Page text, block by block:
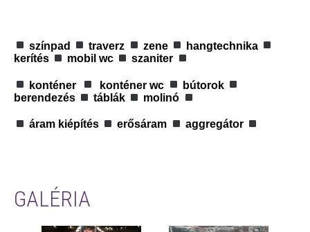
színpad traverz zene
hangtechnika
kerítés
mobil wc szaniter
konténer konténer wc
bútorok
berendezés
táblák molinó
áram kiépítés erősáram aggregátor
GALÉRIA